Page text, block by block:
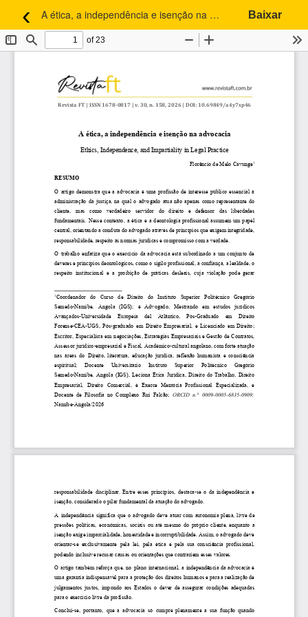
‹Voltar aos Detalhes do Artigo
A ética, a independência e isenção na advocacia Baixar